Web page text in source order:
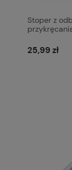
Stoper z
25,99 zł